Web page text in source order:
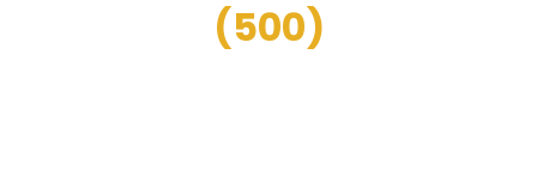
(500)